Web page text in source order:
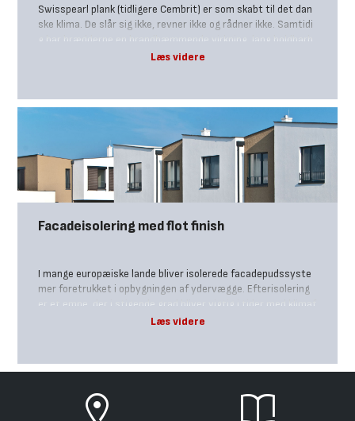
Swisspearl plank (tidligere Cembrit) er som skabt til det dan
ske klima. De slår sig ikke, revner ikke og rådner ikke. Samtidi
g har brædderne en brandhæmmende virkning, lang holdbarh
ed, er modstandsdygtige overfor råd og svamp og kræver mi
er et særdeles hårdført og samtidig miljøvenligt materiale. B
rædderne kan bruges alle steder på huset, hvor du vil have e
n stærk og vedligeholdelsesfri overflade som fx på udhæng, g
avle, kviste, stern, brystninger, garager, skure og altaner.
Facadeisolering med flot finish
I mange europæiske lande bliver isolerede facadepudssyste
mer foretrukket i opbygningen af ydervægge. Efterisolering
er et emne, der i stigende grad bliver vigtig i tider med klimaf
orandring og stigende krav til energibesparelser. Ved at ener
t. Ved nybyggeri kan prisen for opførelse af en bygning reduc